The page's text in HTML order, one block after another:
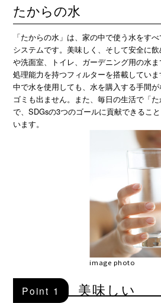
たからの水
「たからの水」は、家の中で使う水をす
システムです。美味しく、そして安全に
や洗面室、トイレ、ガーデニング用の水
処理能力を持つフィルターを搭載してい
中で水を使用しても、水を購入する手間
ゴミも出ません。また、毎日の生活で「
で、SDGsの3つのゴールに貢献できるこ
います。
image photo
Point 1 美味しい